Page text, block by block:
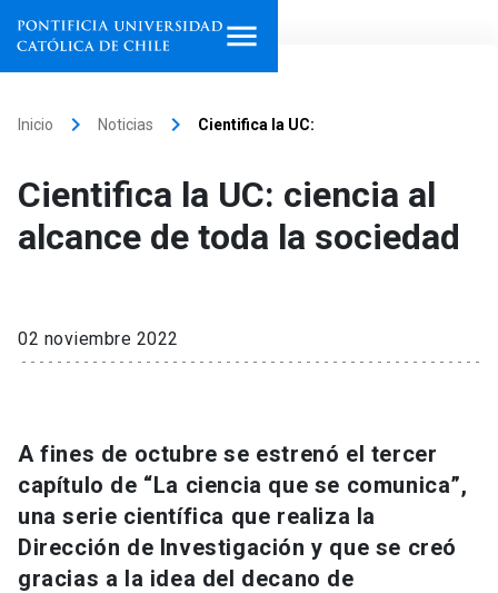
Facultades, escuelas e
institutos
Internacionalización
Vinculación
Universidad
Información para keyboard_arrow_down
Inicio keyboard_arrow_right Noticias keyboard_arrow_right Cientifica la UC:
Cientifica la UC: ciencia al
alcance de toda la sociedad
02 noviembre 2022
A fines de octubre se estrenó el tercer
capítulo de “La ciencia que se comunica”,
una serie científica que realiza la
Dirección de Investigación y que se creó
gracias a la idea del decano de